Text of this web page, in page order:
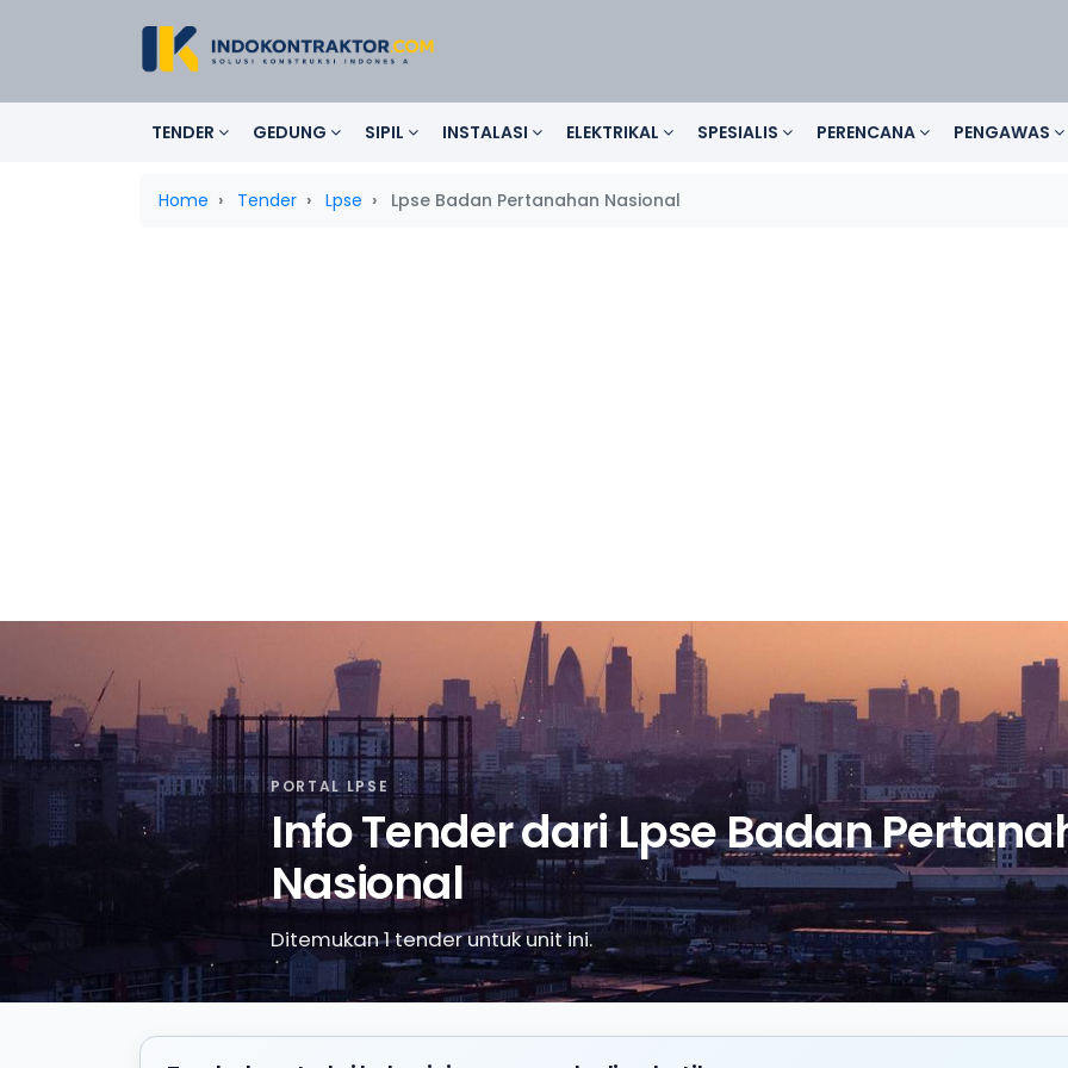
TENDER GEDUNG SIPIL INSTALASI ELEKTRIKAL SPESIALIS PERENCANA PENGAWAS
Home Tender Lpse Lpse Badan Pertanahan Nasional
PORTAL LPSE
Info Tender dari Lpse Badan
Nasional
Ditemukan 1 tender untuk unit ini.